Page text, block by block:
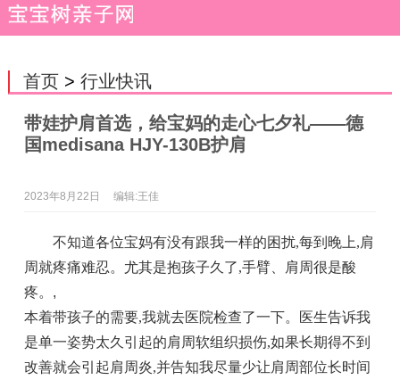
首页> 行业快讯
带娃护肩首选，给宝妈的走心七夕礼——德
国medisana HJY-130B护肩
2023年8月22日 编辑:王佳
不知道各位宝妈有没有跟我一样的困扰,每到晚上,肩
周就疼痛难忍。尤其是抱孩子久了,手臂、肩周很是酸
疼。 ,
本着带孩子的需要,我就去医院检查了一下。医生告诉我
是单一姿势太久引起的肩周软组织损伤,如果长期得不到
改善就会引起肩周炎,并告知我尽量少让肩周部位长时间